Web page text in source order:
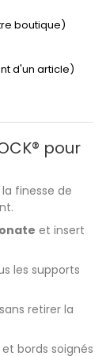
boutique)
d'un article)
pour
finesse de
et insert
les supports
retirer la
bords soignés